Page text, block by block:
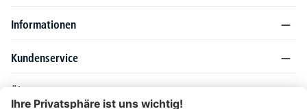
Informationen
Kundenservice
Über DELTA-V